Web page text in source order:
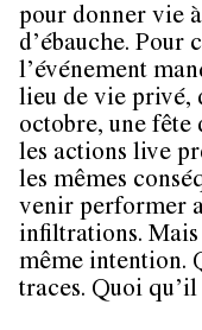
pour donner vie
d’ébauche. Pour
l’événement
lieu de vie privé,
octobre, une fête
les actions live
les mêmes
venir performer
infiltrations.
même intention.
traces. Quoi